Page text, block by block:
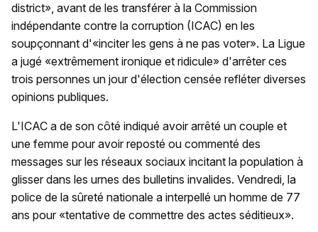
district», avant de les transférer à la Commission
indépendante contre la corruption (ICAC) en les
soupçonnant d'«inciter les gens à ne pas voter». La Ligue
a jugé «extrêmement ironique et ridicule» d'arrêter ces
trois personnes un jour d'élection censée refléter diverses
opinions publiques.
L'ICAC a de son côté indiqué avoir arrêté un couple et
une femme pour avoir reposté ou commenté des
messages sur les réseaux sociaux incitant la population à
glisser dans les urnes des bulletins invalides. Vendredi, la
police de la sûreté nationale a interpellé un homme de 77
ans pour «tentative de commettre des actes séditieux».